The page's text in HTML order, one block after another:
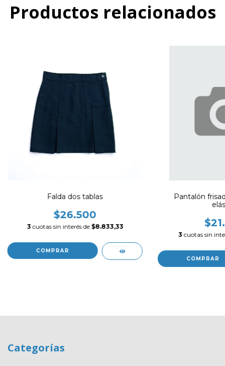
Productos relacionados
Falda dos tablas
$26.500
3 cuotas sin interés de $8.833,33
COMPRAR
Pantalón
3 cuotas sin
COMPRAR
Categorías